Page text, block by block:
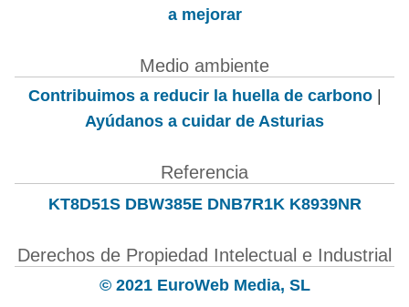
a mejorar
Medio ambiente
Contribuimos a reducir la huella de carbono|
Ayúdanos a cuidar de Asturias
Referencia
KT8D51S DBW385E DNB7R1K K8939NR
Derechos de Propiedad Intelectual e Industrial
© 2021 EuroWeb Media, SL